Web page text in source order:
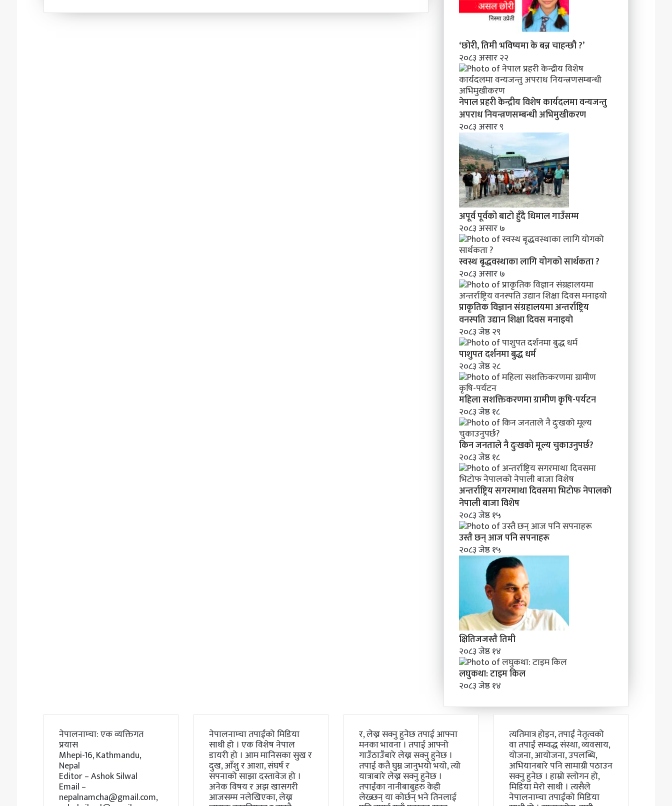
‘छोरी, तिमी भविष्यमा के बन्न चाहन्छौ ?’
२०८३ असार २२
नेपाल प्रहरी केन्द्रीय विशेष कार्यदलमा वन्यजन्तु
अपराध नियन्त्रणसम्बन्धी अभिमुखीकरण
२०८३ असार ९
अपूर्व पूर्वको बाटो हुँदै धिमाल गाउँसम्म
२०८३ असार ७
स्वस्थ बृद्धवस्थाका लागि योगको सार्थकता ?
२०८३ असार ७
प्राकृतिक विज्ञान संग्रहालयमा अन्तर्राष्ट्रिय
वनस्पति उद्यान शिक्षा दिवस मनाइयाे
२०८३ जेष्ठ २९
पाशुपत दर्शनमा बुद्ध धर्म​
२०८३ जेष्ठ २८
महिला सशक्तिकरणमा ग्रामीण कृषि-पर्यटन
२०८३ जेष्ठ १८
किन जनताले नै दुःखको मूल्य चुकाउनुपर्छ?
२०८३ जेष्ठ १८
अन्तर्राष्ट्रिय सगरमाथा दिवसमा भिटाेफ नेपालकाे
नेपाली बाजा विशेष
२०८३ जेष्ठ १५
उस्तै छन् आज पनि सपनाहरू
२०८३ जेष्ठ १५
क्षितिजजस्तै तिमी
२०८३ जेष्ठ १४
लघुकथा: टाइम किल
२०८३ जेष्ठ १४
नेपालनाम्चा: एक व्यक्तिगत
प्रयास
Mhepi-16, Kathmandu,
Nepal
Editor – Ashok Silwal
Email –
nepalnamcha@gmail.com,
नेपालनाम्चा तपाईंको मिडिया
साथी हो । एक विशेष नेपाल
डायरी हो । आम मानिसका सुख र
दुख, आँशु र आशा, संघर्ष र
सपनाको साझा दस्तावेज हो ।
अनेक विषय र अझ खासगरी
आजसम्म नलेखिएका, लेख्न
र, लेख्न सक्नु हुनेछ तपाई आफ्ना
मनका भावना । तपाई आफ्नो
गाउँठाउँबारे लेख्न सक्नु हुनेछ ।
तपाई कतै घुम्न जानुभयो भयो, त्यो
यात्राबारे लेख्न सक्नु हुनेछ ।
तपाईंका नानीबाबुहरु केही
लेख्छन् या कोर्छन् भने तिनलाई
त्यतिमात्र होइन, तपाईं नेतृत्वको
वा तपाईं सम्वद्ध संस्था, व्यवसाय,
योजना, आयोजना, उपलब्धि,
अभियानबारे पनि सामाग्री पठाउन
सक्नु हुनेछ । हाम्रो स्लोगन हो,
मिडिया मेरो साथी । त्यसैले
नेपालनाम्चा तपाईंको मिडिया